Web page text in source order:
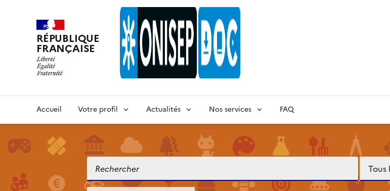
RÉPUBLIQUE
FRANÇAISE
Accueil Votre profil Actualités Nos services FAQ